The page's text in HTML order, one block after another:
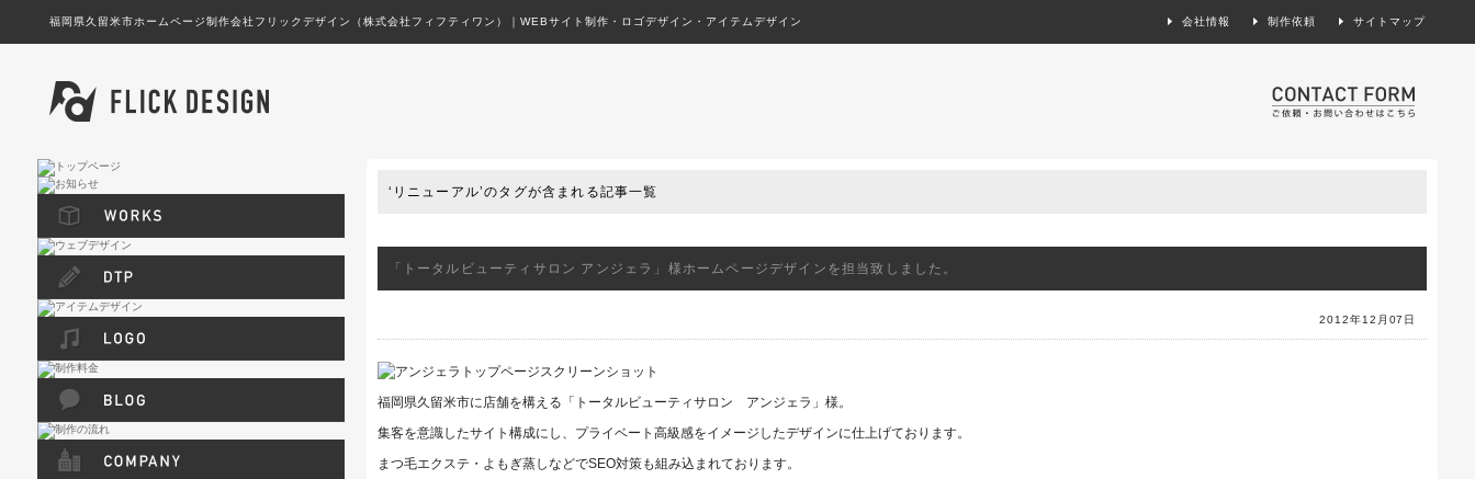
福岡県久留米市ホームページ制作会社フリックデザイン（株式会社フィフティワン）｜WEBサイト制作・ロゴデザイン・アイテムデザイン 会社情報 制作依頼 サイトマップ
‘リニューアル’のタグが含まれる記事一覧
「トータルビューティサロン アンジェラ」様ホームページデザインを担当致しました。
2012年12月07日
福岡県久留米市に店舗を構える「トータルビューティサロン アンジェラ」様。
集客を意識したサイト構成にし、プライベート高級感をイメージしたデザインに仕上げております。
まつ毛エクステ・よもぎ蒸しなどでSEO対策も組み込まれております。